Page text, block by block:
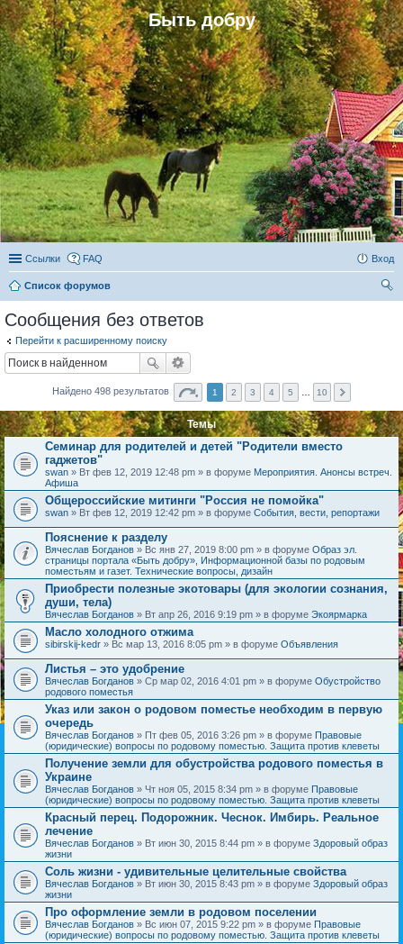
Быть добру
Ссылки FAQ Вход
Список форумов
Сообщения без ответов
Перейти к расширенному поиску
Найдено 498 результатов 1 2 3 4 5 10
Темы
Семинар для родителей и детей "Родители вместо
гаджетов"
swan » Вт фев 12, 2019 12:48 pm » в форуме Мероприятия. Анонсы встреч.
Афиша
Общероссийские митинги "Россия не помойка"
swan » Вт фев 12, 2019 12:42 pm » в форуме События, вести, репортажи
Пояснение к разделу
Вячеслав Богданов » Вс янв 27, 2019 8:00 pm » в форуме Образ эл.
страницы портала «Быть добру», Информационной базы по родовым
поместьям и газет. Технические вопросы, дизайн
Приобрести полезные экотовары (для экологии сознания,
души, тела)
Вячеслав Богданов » Вт апр 26, 2016 9:19 pm » в форуме Экоярмарка
Масло холодного отжима
sibirskij-kedr » Вс мар 13, 2016 8:05 pm » в форуме Объявления
Листья – это удобрение
Вячеслав Богданов » Ср мар 02, 2016 4:01 pm » в форуме Обустройство
родового поместья
Указ или закон о родовом поместье необходим в первую
очередь
Вячеслав Богданов » Пт фев 05, 2016 3:26 pm » в форуме Правовые
(юридические) вопросы по родовому поместью. Защита против клеветы
Получение земли для обустройства родового поместья в
Украине
Вячеслав Богданов » Чт ноя 05, 2015 8:34 pm » в форуме Правовые
(юридические) вопросы по родовому поместью. Защита против клеветы
Красный перец. Подорожник. Чеснок. Имбирь. Реальное
лечение
Вячеслав Богданов » Вт июн 30, 2015 8:44 pm » в форуме Здоровый образ
жизни
Соль жизни - удивительные целительные свойства
Вячеслав Богданов » Вт июн 30, 2015 8:43 pm » в форуме Здоровый образ
жизни
Про оформление земли в родовом поселении
Вячеслав Богданов » Вс июн 07, 2015 9:22 pm » в форуме Правовые
(юридические) вопросы по родовому поместью. Защита против клеветы